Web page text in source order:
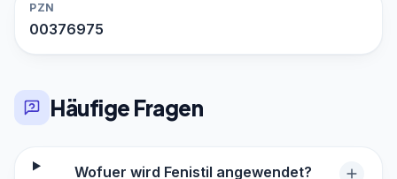
PZN
00376975
Häufige Fragen
Wofuer wird Fenistil angewendet?